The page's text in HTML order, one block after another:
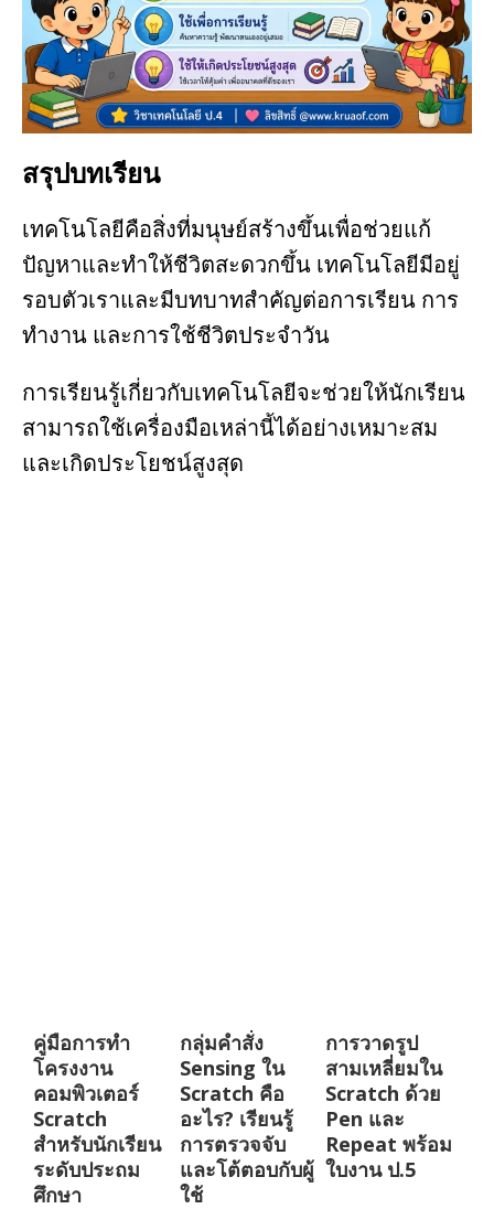
สรุปบทเรียน
เทคโนโลยีคือสิ่งที่มนุษย์สร้างขึ้นเพื่อช่วยแก้
ปัญหาและทำให้ชีวิตสะดวกขึ้น เทคโนโลยีมีอยู่
รอบตัวเราและมีบทบาทสำคัญต่อการเรียน การ
ทำงาน และการใช้ชีวิตประจำวัน
การเรียนรู้เกี่ยวกับเทคโนโลยีจะช่วยให้นักเรียน
สามารถใช้เครื่องมือเหล่านี้ได้อย่างเหมาะสม
และเกิดประโยชน์สูงสุด
คู่มือการทำ
โครงงาน
คอมพิวเตอร์
Scratch
สำหรับนักเรียน
ระดับประถม
ศึกษา
กลุ่มคำสั่ง
Sensing ใน
Scratch คือ
อะไร? เรียนรู้
การตรวจจับ
และโต้ตอบกับผู้
ใช้
การวาดรูป
สามเหลี่ยมใน
Scratch ด้วย
Pen และ
Repeat พร้อม
ใบงาน ป.5